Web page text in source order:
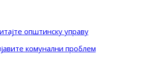
општинску управу
комунални проблем